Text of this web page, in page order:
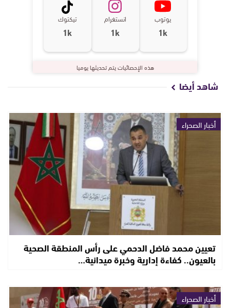
يوتوب
1k
انستغرام
1k
تيكتوك
1k
هذه الإحصائيات يتم تحديثها يوميا
شاهد أيضا
أخبار الصحراء
تعيين محمد فاضل الدحمي على رأس المنطقة الصحية
بالعيون.. كفاءة إدارية وخبرة ميدانية…
أخبار الصحراء